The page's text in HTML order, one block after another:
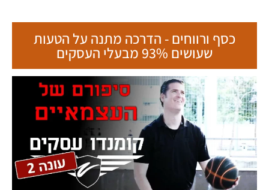
כסף ורווחים - הדרכה מתנה על הטעות
שעושים 93% מבעלי העסקים